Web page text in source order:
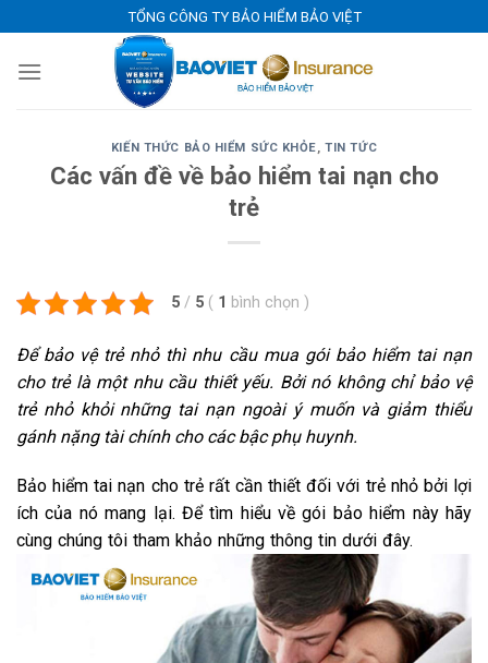
to
content
TỔNG CÔNG TY BẢO HIỂM BẢO VIỆT
KIẾN THỨC BẢO HIỂM SỨC KHỎE,TIN TỨC
Các vấn đề về bảo hiểm tai nạn cho
trẻ
5 / 5 ( 1 bình chọn )
Để bảo vệ trẻ nhỏ thì nhu cầu mua gói bảo hiểm tai nạn
cho trẻ là một nhu cầu thiết yếu. Bởi nó không chỉ bảo vệ
trẻ nhỏ khỏi những tai nạn ngoài ý muốn và giảm thiểu
gánh nặng tài chính cho các bậc phụ huynh.
Bảo hiểm tai nạn cho trẻ rất cần thiết đối với trẻ nhỏ bởi lợi
ích của nó mang lại. Để tìm hiểu về gói bảo hiểm này hãy
cùng chúng tôi tham khảo những thông tin dưới đây.